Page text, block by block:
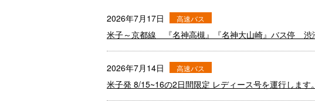
2026年7月17日 高速バス
米子～京都線 『名神高槻』『名神大山崎』バス停 渋
2026年7月14日 高速バス
米子発 8/15~16の2日間限定 レディース号を運行します。